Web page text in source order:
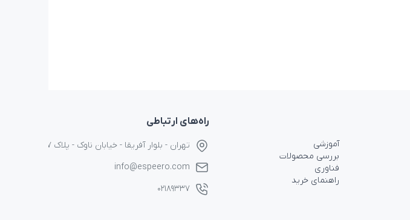
آموزشی
بررسی محصولات
فناوری
راهنمای خرید
راه‌های ارتباطی
تهران - بلوار آفریقا - خیابان ناوک - پلاک ۱۷
info@espeero.com
۰۲۱۸۹۳۳۷